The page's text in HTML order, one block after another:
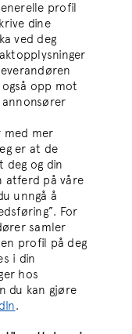
profil
dine
ved deg
opp mot
med mer
er at de
deg og din
atferd på våre
unngå å
For
samler
profil på deg
i din
hos
du kan gjøre
.